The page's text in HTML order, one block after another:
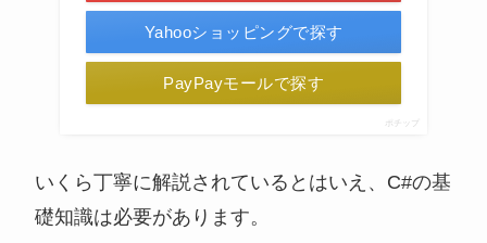
Yahooショッピングで探す
PayPayモールで探す
ポチップ
いくら丁寧に解説されているとはいえ、C#の基
礎知識は必要があります。